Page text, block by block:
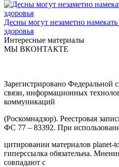
Десны могут незаметно
здоровья
Интересные материалы
МЫ ВКОНТАКТЕ
Зарегистрировано Федеральной
связи, информационных
коммуникаций
(Роскомнадзор). Реестровая
ФС 77 – 83392. При
цитировании материалов planet-
гиперссылка обязательна.
совпадают с